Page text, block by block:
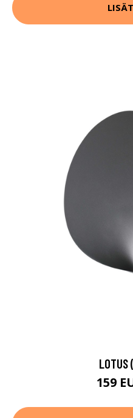
LOTUS
159